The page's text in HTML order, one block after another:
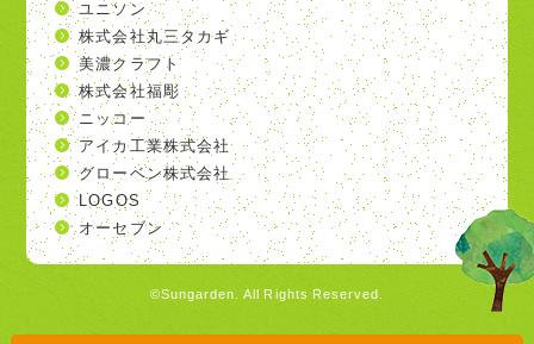
ユニソン
株式会社丸三タカギ
美濃クラフト
株式会社福彫
ニッコー
アイカ工業株式会社
グローベン株式会社
LOGOS
オーセブン
©Sungarden. All Rights Reserved.